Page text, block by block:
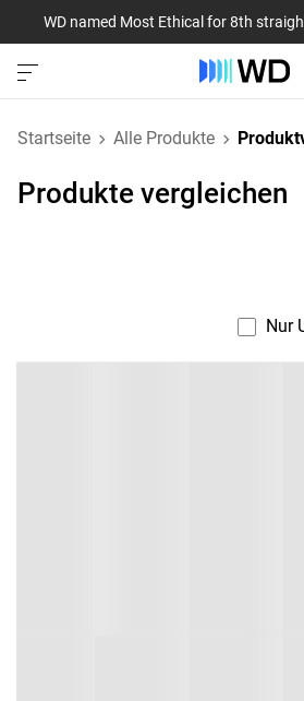
WD named Most Ethical for 8th
Startseite Alle Produkte
Produkte vergleichen
Nur